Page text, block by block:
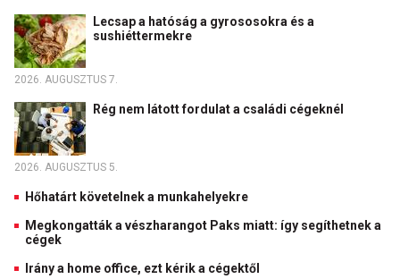
Lecsap a hatóság a gyrososokra és a
sushiéttermekre
2026. AUGUSZTUS 7.
Rég nem látott fordulat a családi cégeknél
2026. AUGUSZTUS 5.
Hőhatárt követelnek a munkahelyekre
Megkongatták a vészharangot Paks miatt: így segíthetnek a
cégek
Irány a home office, ezt kérik a cégektől